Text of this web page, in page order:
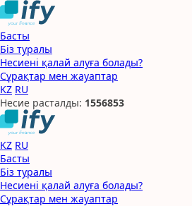
Басты
Біз туралы
Несиені қалай алуға болады?
Сұрақтар мен жауаптар
KZ RU
Несие расталды: 1556853
KZ RU
Басты
Біз туралы
Несиені қалай алуға болады?
Сұрақтар мен жауаптар